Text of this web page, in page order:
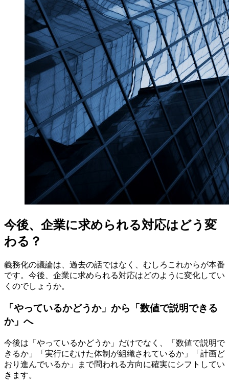
今後、企業に求められる対応はどう変
わる？
義務化の議論は、過去の話ではなく、むしろこれからが本番
です。今後、企業に求められる対応はどのように変化してい
くのでしょうか。
「やっているかどうか」から「数値で説明できる
か」へ
今後は「やっているかどうか」だけでなく、「数値で説明で
きるか」「実行にむけた体制が組織されているか」「計画ど
おり進んでいるか」まで問われる方向に確実にシフトしてい
きます。